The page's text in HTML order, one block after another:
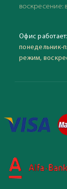
воскресение:
Офис работает:
понедельник-
режим,